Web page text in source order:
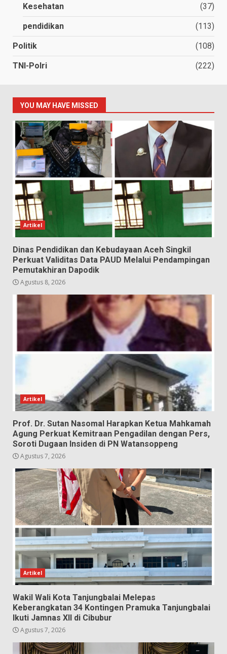
Kesehatan
(37)
pendidikan (113)
Politik (108)
TNI-Polri (222)
YOU MAY HAVE MISSED
Artikel
Dinas Pendidikan dan Kebudayaan Aceh Singkil
Perkuat Validitas Data PAUD Melalui Pendampingan
Pemutakhiran Dapodik
Agustus 8, 2026
Artikel
Prof. Dr. Sutan Nasomal Harapkan Ketua Mahkamah
Agung Perkuat Kemitraan Pengadilan dengan Pers,
Soroti Dugaan Insiden di PN Watansoppeng
Agustus 7, 2026
Artikel
Wakil Wali Kota Tanjungbalai Melepas
Keberangkatan 34 Kontingen Pramuka Tanjungbalai
Ikuti Jamnas XII di Cibubur
Agustus 7, 2026